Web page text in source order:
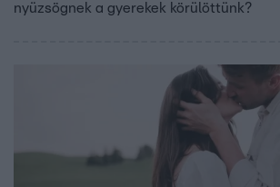
nyüzsögnek a gyerekek körülöttünk?